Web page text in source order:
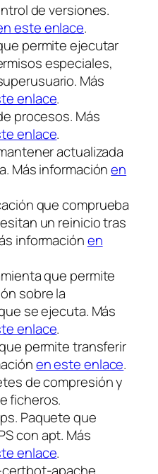
de versiones.
este enlace.
permite ejecutar
especiales,
Más
enlace.
procesos. Más
enlace.
actualizada
Más informaciónen
que comprueba
un reinicio tras
informaciónen
que permite
sobre la
se ejecuta. Más
enlace.
permite transferir
en este enlace.
de compresión y
ficheros.
Paquete que
con apt. Más
enlace.